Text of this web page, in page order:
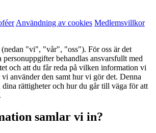
Användning av cookies Medlemsvillkor
(nedan "vi", "vår", "oss"). För oss är det
behandlas ansvarsfullt med
och att du får reda på vilken information vi
använder den samt hur vi gör det. Denna
rättigheter och hur du går till väga för att
samlar vi in?